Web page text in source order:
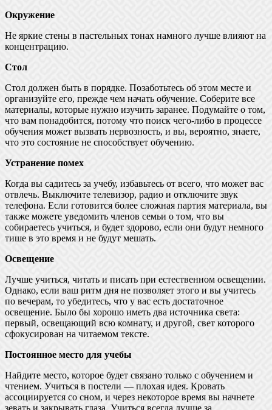
Окружение
Не яркие стены в пастельных тонах намного лучше влияют на
концентрацию.
Стол
Стол должен быть в порядке. Позаботьтесь об этом месте и
организуйте его, прежде чем начать обучение. Соберите все
материалы, которые нужно изучить заранее. Подумайте о том,
что вам понадобится, потому что поиск чего-либо в процессе
обучения может вызвать нервозность, и вы, вероятно, знаете,
что это состояние не способствует обучению.
Устранение помех
Когда вы садитесь за учебу, избавьтесь от всего, что может вас
отвлечь. Выключите телевизор, радио и отключите звук
телефона. Если готовится более сложная партия материала, вы
также можете уведомить членов семьи о том, что вы
собираетесь учиться, и будет здорово, если они будут немного
тише в это время и не будут мешать.
Освещение
Лучше учиться, читать и писать при естественном освещении.
Однако, если ваш ритм дня не позволяет этого и вы учитесь
по вечерам, то убедитесь, что у вас есть достаточное
освещение. Было бы хорошо иметь два источника света:
первый, освещающий всю комнату, и другой, свет которого
сфокусирован на читаемом тексте.
Постоянное место для учебы
Найдите место, которое будет связано только с обучением и
чтением. Учиться в постели — плохая идея. Кровать
ассоциируется со сном, и через некоторое время вы начнете
зевать и закрывать глаза. Учиться всегда лучше за